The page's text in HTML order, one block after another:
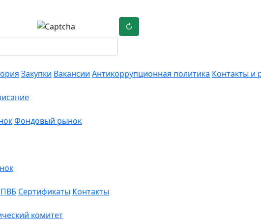
↻
Закупки Вакансии Антикоррупционная политика Контакты и
Фондовый рынок
Сертификаты Контакты
комитет